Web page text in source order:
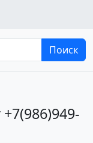
Поиск